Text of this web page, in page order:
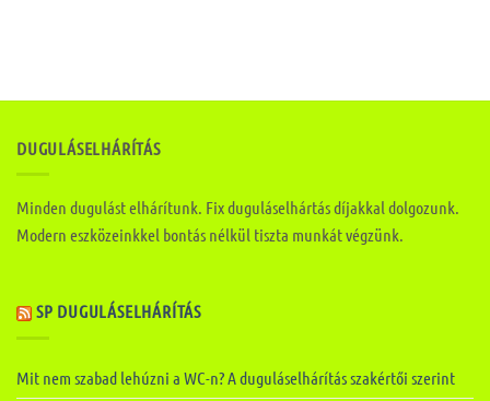
DUGULÁSELHÁRÍTÁS
Minden dugulást elhárítunk. Fix duguláselhártás díjakkal dolgozunk.
Modern eszközeinkkel bontás nélkül tiszta munkát végzünk.
SP DUGULÁSELHÁRÍTÁS
Mit nem szabad lehúzni a WC-n? A duguláselhárítás szakértői szerint